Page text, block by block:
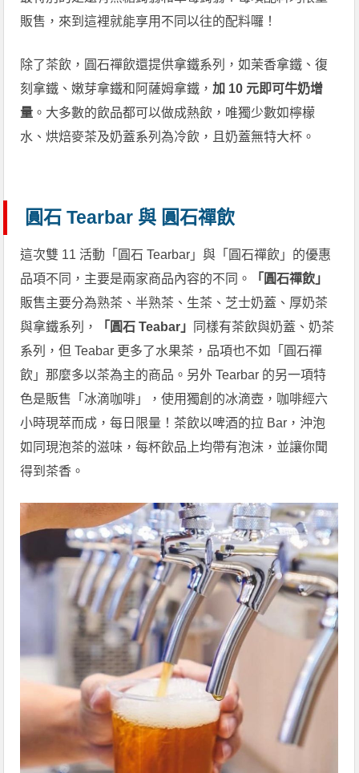
販售，來到這裡就能享用不同以往的配料囉！
除了茶飲，圓石禪飲還提供拿鐵系列，如茉香拿鐵、復
刻拿鐵、嫩芽拿鐵和阿薩姆拿鐵，加 10 元即可牛奶增
量 。大多數的飲品都可以做成熱飲，唯獨少數如檸檬
水、烘焙麥茶及奶蓋系列為冷飲，且奶蓋無特大杯。
圓石 Tearbar 與 圓石禪飲
這次雙 11 活動「圓石 Tearbar」與「圓石禪飲」的優惠
品項不同，主要是兩家商品內容的不同。
「圓石禪飲」
販售主要分為熟茶、半熟茶、生茶、芝士奶蓋、厚奶茶
與拿鐵系列，
「圓石 Teabar」
同樣有茶飲與奶蓋、奶茶
系列，但 Teabar 更多了水果茶，品項也不如「圓石禪
飲」那麼多以茶為主的商品。另外 Tearbar 的另一項特
色是販售「冰滴咖啡」，使用獨創的冰滴壺，咖啡經六
小時現萃而成，每日限量！茶飲以啤酒的拉 Bar，沖泡
如同現泡茶的滋味，每杯飲品上均帶有泡沫，並讓你聞
得到茶香。